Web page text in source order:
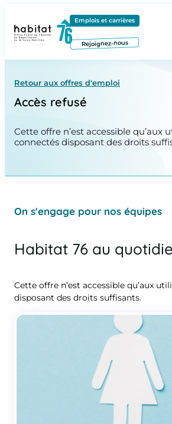
Emplois et carrières
Rejoignez-nous
Retour aux offres d'emploi
Accès refusé
Cette offre n’est accessible qu’aux
connectés disposant des droits
Habitat 76 au
On s'engage pour nos équipes
Cette offre n’est accessible qu’aux
disposant des droits suffisants.